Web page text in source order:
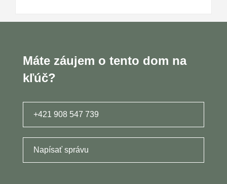
Máte záujem o tento dom na
kľúč?
+421 908 547 739
Napísať správu